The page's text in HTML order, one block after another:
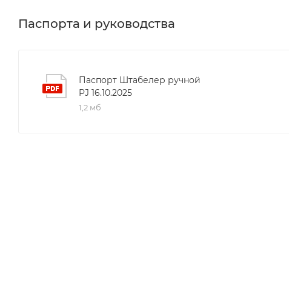
незаменимым помощником на складе или производстве.
Паспорта и руководства
Паспорт Штабелер ручной
PJ 16.10.2025
1,2 мб